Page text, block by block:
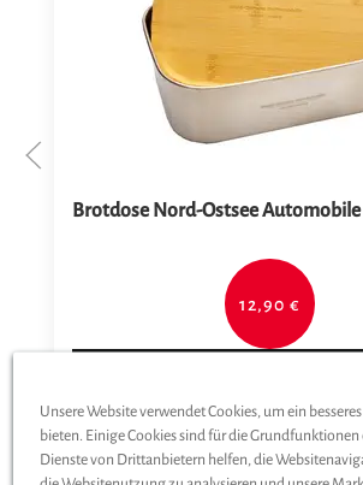
Brotdose Nord-Ostsee
12,90 €
Unsere Website verwendet Cookies, um ein
bieten. Einige Cookies sind für die
Dienste von Drittanbietern helfen, die